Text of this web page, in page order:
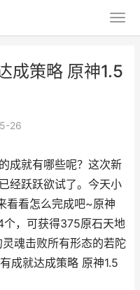
成策略 原神1.5
26
成就有哪些呢？这次新
经跃跃欲试了。今天小
看看怎么完成吧~原神
，可获得375原石天地
魂击败所有形态的若陀
成就达成策略 原神1.5